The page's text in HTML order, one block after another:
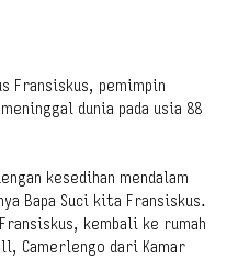
Fransiskus, pemimpin
dunia pada usia 88
kesedihan mendalam
Bapa Suci kita Fransiskus.
kembali ke rumah
Camerlengo dari Kamar